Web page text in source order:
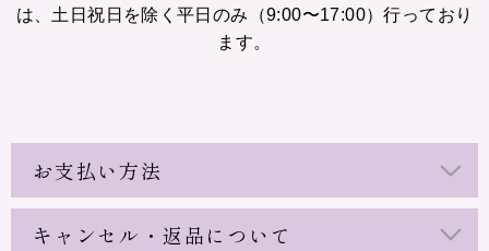
は、土日祝日を除く平日のみ（9:00〜17:00）行っており
ます。
お支払い方法
キャンセル・返品について